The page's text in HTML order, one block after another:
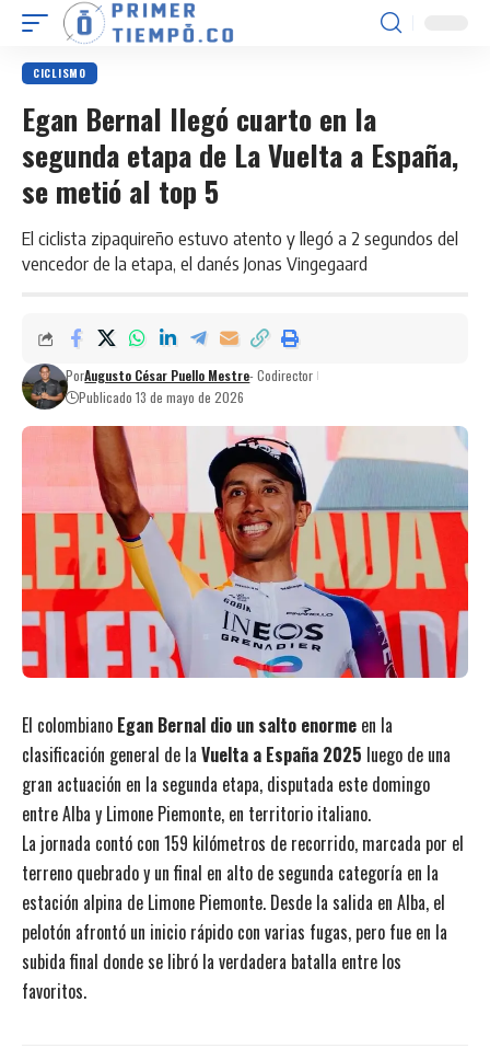
CICLISMO
Egan Bernal llegó cuarto en la
segunda etapa de La Vuelta a España,
se metió al top 5
El ciclista zipaquireño estuvo atento y llegó a 2 segundos del
vencedor de la etapa, el danés Jonas Vingegaard
PorAugusto César Puello Mestre- Codirector
Publicado 13 de mayo de 2026
El colombiano Egan Bernal dio un salto enorme en la
clasificación general de la Vuelta a España 2025 luego de una
gran actuación en la segunda etapa, disputada este domingo
entre Alba y Limone Piemonte, en territorio italiano.
La jornada contó con 159 kilómetros de recorrido, marcada por el
terreno quebrado y un final en alto de segunda categoría en la
estación alpina de Limone Piemonte. Desde la salida en Alba, el
pelotón afrontó un inicio rápido con varias fugas, pero fue en la
subida final donde se libró la verdadera batalla entre los
favoritos.